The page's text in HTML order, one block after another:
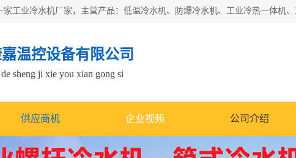
温控设备有限公司
sheng ji xie you xian gong si
供应商机 企业视频 公司介绍